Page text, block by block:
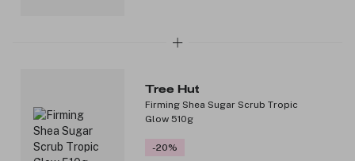
Tree Hut
Firming Shea Sugar Scrub Tropic
Glow 510g
-20%